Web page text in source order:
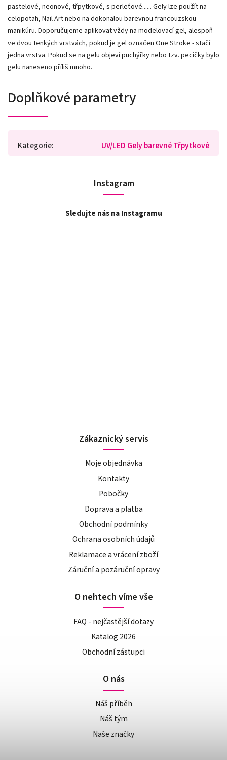
pastelové, neonové, třpytkové, s perleťové...... Gely lze použít na
celopotah, Nail Art nebo na dokonalou barevnou francouzskou
manikúru. Doporučujeme aplikovat vždy na modelovací gel, alespoň
ve dvou tenkých vrstvách, pokud je gel označen One Stroke - stačí
jedna vrstva. Pokud se na gelu objeví puchýřky nebo tzv. pecičky bylo
gelu naneseno příliš mnoho.
Doplňkové parametry
Kategorie: UV/LED Gely barevné Třpytkové
Instagram
Sledujte nás na Instagramu
Zákaznický servis
Moje objednávka
Kontakty
Pobočky
Doprava a platba
Obchodní podmínky
Ochrana osobních údajů
Reklamace a vrácení zboží
Záruční a pozáruční opravy
O nehtech víme vše
FAQ - nejčastější dotazy
Katalog 2026
Obchodní zástupci
O nás
Náš příběh
Náš tým
Naše značky